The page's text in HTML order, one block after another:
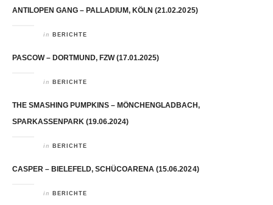
ANTILOPEN GANG – PALLADIUM, KÖLN (21.02.2025)
in BERICHTE
PASCOW – DORTMUND, FZW (17.01.2025)
in BERICHTE
THE SMASHING PUMPKINS – MÖNCHENGLADBACH,
SPARKASSENPARK (19.06.2024)
in BERICHTE
CASPER – BIELEFELD, SCHÜCOARENA (15.06.2024)
in BERICHTE